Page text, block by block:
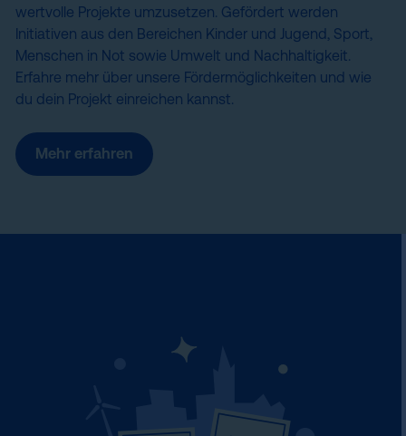
wertvolle Projekte umzusetzen. Gefördert werden
Initiativen aus den Bereichen Kinder und Jugend, Sport,
Menschen in Not sowie Umwelt und Nachhaltigkeit.
Erfahre mehr über unsere Fördermöglichkeiten und wie
du dein Projekt einreichen kannst.
Mehr erfahren